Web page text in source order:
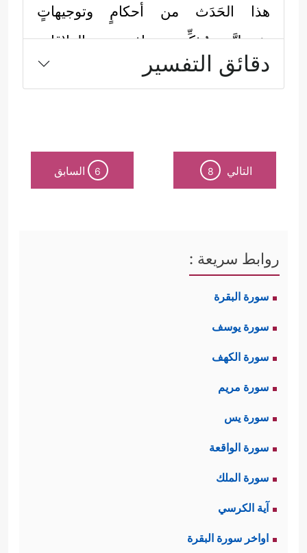
هذا الحَدَث من أحكامٍ وتوجيهاتٍ
تفصيليَّة، مُذكِّرة بنماذج من العلاقات
الزوجيَّة في قصص النبيين لمحل الحدث
أولًا: استهَلَّت السورة بسؤالٍ مُوجَّه إلى
النبيِّ الكريمﷺ:﴿یَــٰۤـأَیُّهَا ٱلنَّبِیُّ لِمَ تُحَرِّمُ مَاۤ أَحَلَّ
التعجُّب إنَّما يهدِفُ إلى تأسيس قاعدةٍ
أنّه بابٌ من أبواب الورع والتمسُّك
بالدين، فترى بعض الفتاوى التي تتساهَل
في تحريم المباحات من غير دليلٍ ولا
حتى شُبهة دليلٍ، وقد يكون التحريمُ
بدافع الزهد، والتقلُّل من مشاغل الدنيا،
دقائق التفسير
التالي 8
6 السابق
روابط سريعة :
سورة البقرة
سورة يوسف
سورة الكهف
سورة مريم
سورة يس
سورة الواقعة
سورة الملك
آية الكرسي
اواخر سورة البقرة